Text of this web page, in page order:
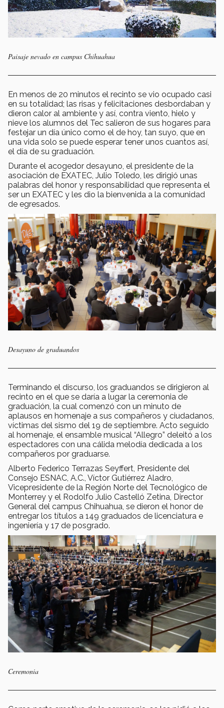
Paisaje nevado en campus Chihuahua
En menos de 20 minutos el recinto se vio ocupado casi
en su totalidad; las risas y felicitaciones desbordaban y
dieron calor al ambiente y así, contra viento, hielo y
nieve los alumnos del Tec salieron de sus hogares para
festejar un día único como el de hoy, tan suyo, que en
una vida solo se puede esperar tener unos cuantos así,
el día de su graduación.
Durante el acogedor desayuno, el presidente de la
asociación de EXATEC, Julio Toledo, les dirigió unas
palabras del honor y responsabilidad que representa el
ser un EXATEC y les dio la bienvenida a la comunidad
de egresados.
Desayuno de graduandos
Terminando el discurso, los graduandos se dirigieron al
recinto en el que se daría a lugar la ceremonia de
graduación, la cual comenzó con un minuto de
aplausos en homenaje a sus compañeros y ciudadanos,
víctimas del sismo del 19 de septiembre. Acto seguido
al homenaje, el ensamble musical “Allegro” deleitó a los
espectadores con una cálida melodía dedicada a los
compañeros por graduarse.
Alberto Federico Terrazas Seyffert, Presidente del
Consejo ESNAC, A.C., Víctor Gutiérrez Aladro,
Vicepresidente de la Región Norte del Tecnológico de
Monterrey y el Rodolfo Julio Castelló Zetina, Director
General del campus Chihuahua, se dieron el honor de
entregar los títulos a 149 graduados de licenciatura e
ingeniería y 17 de posgrado.
Ceremonia